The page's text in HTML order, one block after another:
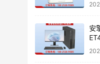
安